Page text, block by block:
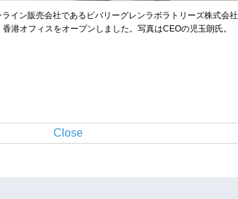
イン販売会社であるビバリーグレンラボラトリーズ株式会社
港オフィスをオープンしました。写真はCEOの児玉朗氏。
Close